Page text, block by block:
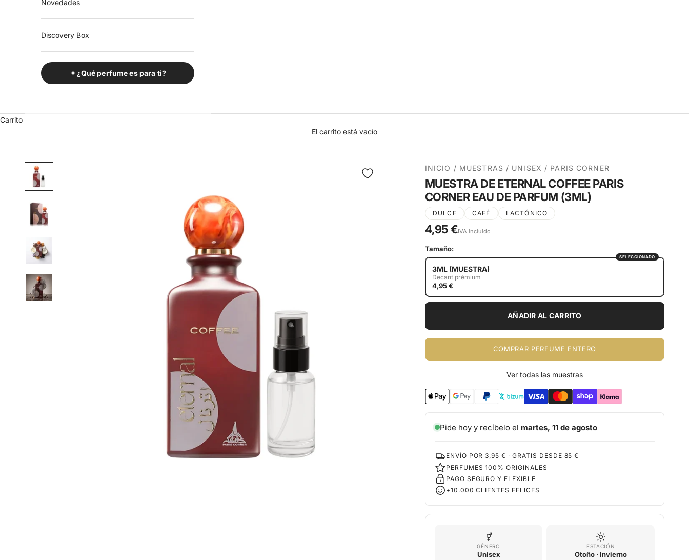
Novedades
Discovery Box
¿Qué perfume es para ti?
Carrito
El carrito está vacío
INICIO / MUESTRAS / UNISEX / PARIS CORNER
MUESTRA DE ETERNAL COFFEE PARIS
CORNER EAU DE PARFUM (3ML)
DULCE CAFÉ LACTÓNICO
4,95 €IVA incluido
Tamaño:
SELECCIONADO
3ML (MUESTRA)
Decant prémium
4,95 €
AÑADIR AL CARRITO
COMPRAR PERFUME ENTERO
Ver todas las muestras
Pide hoy y recíbelo el martes, 11 de agosto
ENVÍO POR 3,95 € · GRATIS DESDE 85 €
PERFUMES 100% ORIGINALES
PAGO SEGURO Y FLEXIBLE
+10.000 CLIENTES FELICES
GÉNERO
Unisex
ESTACIÓN
Otoño · Invierno